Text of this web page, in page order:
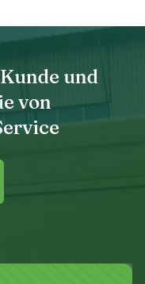
und
von